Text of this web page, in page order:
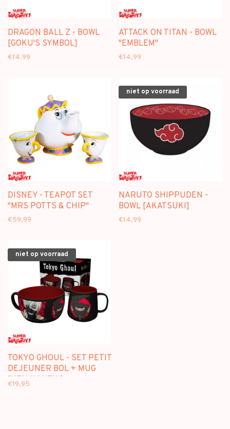
DRAGON BALL Z - BOWL
[GOKU'S SYMBOL]
€14,99
ATTACK ON TITAN - BOWL
"EMBLEM"
€14,99
DISNEY - TEAPOT SET
"MRS POTTS & CHIP"
€59,99
niet op voorraad
NARUTO SHIPPUDEN -
BOWL [AKATSUKI]
€14,99
niet op voorraad
TOKYO GHOUL - SET PETIT
DEJEUNER BOL + MUG
[KEN KANEKI]
€19,95